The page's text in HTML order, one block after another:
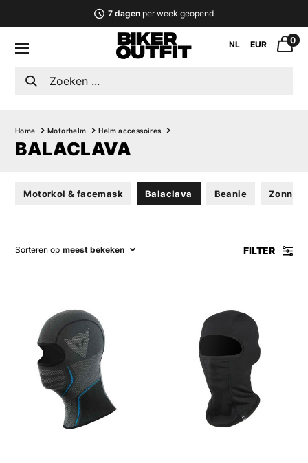
7 dagenper week geopend
NL EUR 0
Home Motorhelm Helm accessoires
BALACLAVA
Motorkol & facemask Balaclava Beanie
Sorteren op meest bekeken FILTER